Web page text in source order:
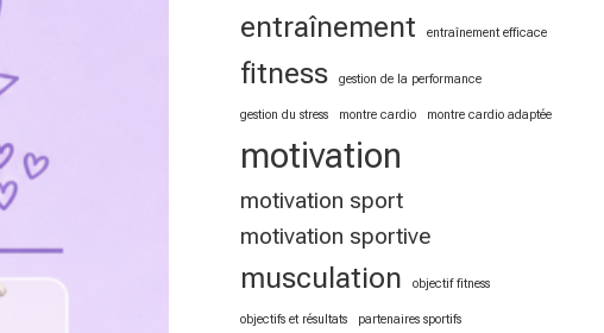
entraînement entraînement efficace
fitness gestion de la performance
gestion du stress montre cardio montre cardio adaptée
motivation
motivation sport
motivation sportive
musculation objectif fitness
objectifs et résultats partenaires sportifs